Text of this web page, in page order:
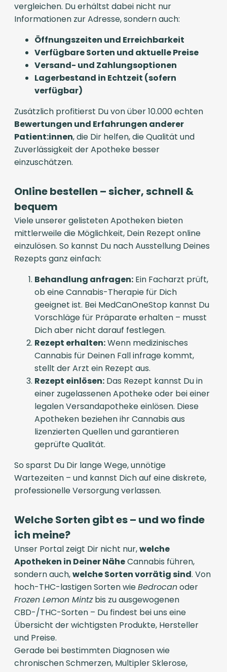
vergleichen. Du erhältst dabei nicht nur
Informationen zur Adresse, sondern auch:
Öffnungszeiten und Erreichbarkeit
Verfügbare Sorten und aktuelle Preise
Versand- und Zahlungsoptionen
Lagerbestand in Echtzeit (sofern
verfügbar)
Zusätzlich profitierst Du von über 10.000 echten
Bewertungen und Erfahrungen anderer
Patient:innen, die Dir helfen, die Qualität und
Zuverlässigkeit der Apotheke besser
einzuschätzen.
Online bestellen – sicher, schnell &
bequem
Viele unserer gelisteten Apotheken bieten
mittlerweile die Möglichkeit, Dein Rezept online
einzulösen. So kannst Du nach Ausstellung Deines
Rezepts ganz einfach:
Behandlung anfragen: Ein Facharzt prüft,
ob eine Cannabis-Therapie für Dich
geeignet ist. Bei MedCanOneStop kannst Du
Vorschläge für Präparate erhalten – musst
Dich aber nicht darauf festlegen.
Rezept erhalten:Wenn medizinisches
Cannabis für Deinen Fall infrage kommt,
stellt der Arzt ein Rezept aus.
Rezept einlösen: Das Rezept kannst Du in
einer zugelassenen Apotheke oder bei einer
legalen Versandapotheke einlösen. Diese
Apotheken beziehen ihr Cannabis aus
lizenzierten Quellen und garantieren
geprüfte Qualität.
So sparst Du Dir lange Wege, unnötige
Wartezeiten – und kannst Dich auf eine diskrete,
professionelle Versorgung verlassen.
Welche Sorten gibt es – und wo finde
ich meine?
Unser Portal zeigt Dir nicht nur,welche
Apotheken in Deiner NäheCannabis führen,
sondern auch,welche Sorten vorrätig sind. Von
hoch-THC-lastigen Sorten wieBedrocanoder
Frozen Lemon Mintzbis zu ausgewogenen
CBD-/THC-Sorten – Du findest bei uns eine
Übersicht der wichtigsten Produkte, Hersteller
und Preise.
Gerade bei bestimmten Diagnosen wie
chronischen Schmerzen, Multipler Sklerose,